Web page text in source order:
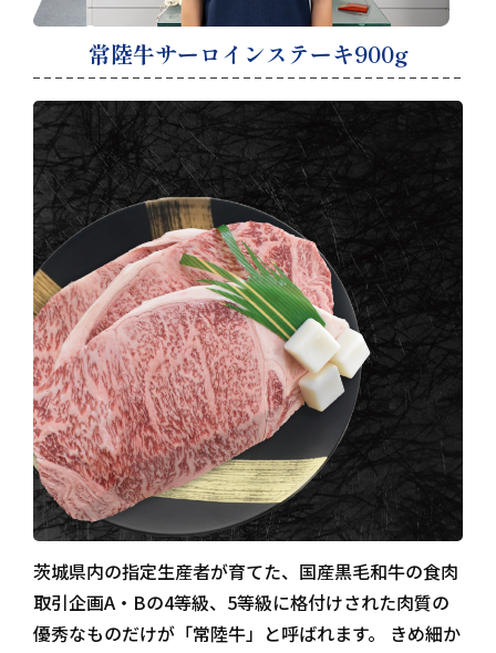
常陸牛サーロインステーキ900g
茨城県内の指定生産者が育てた、国産黒毛和牛の食肉
取引企画A・Bの4等級、5等級に格付けされた肉質の
優秀なものだけが「常陸牛」と呼ばれます。 きめ細か